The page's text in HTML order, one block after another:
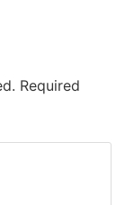
Required